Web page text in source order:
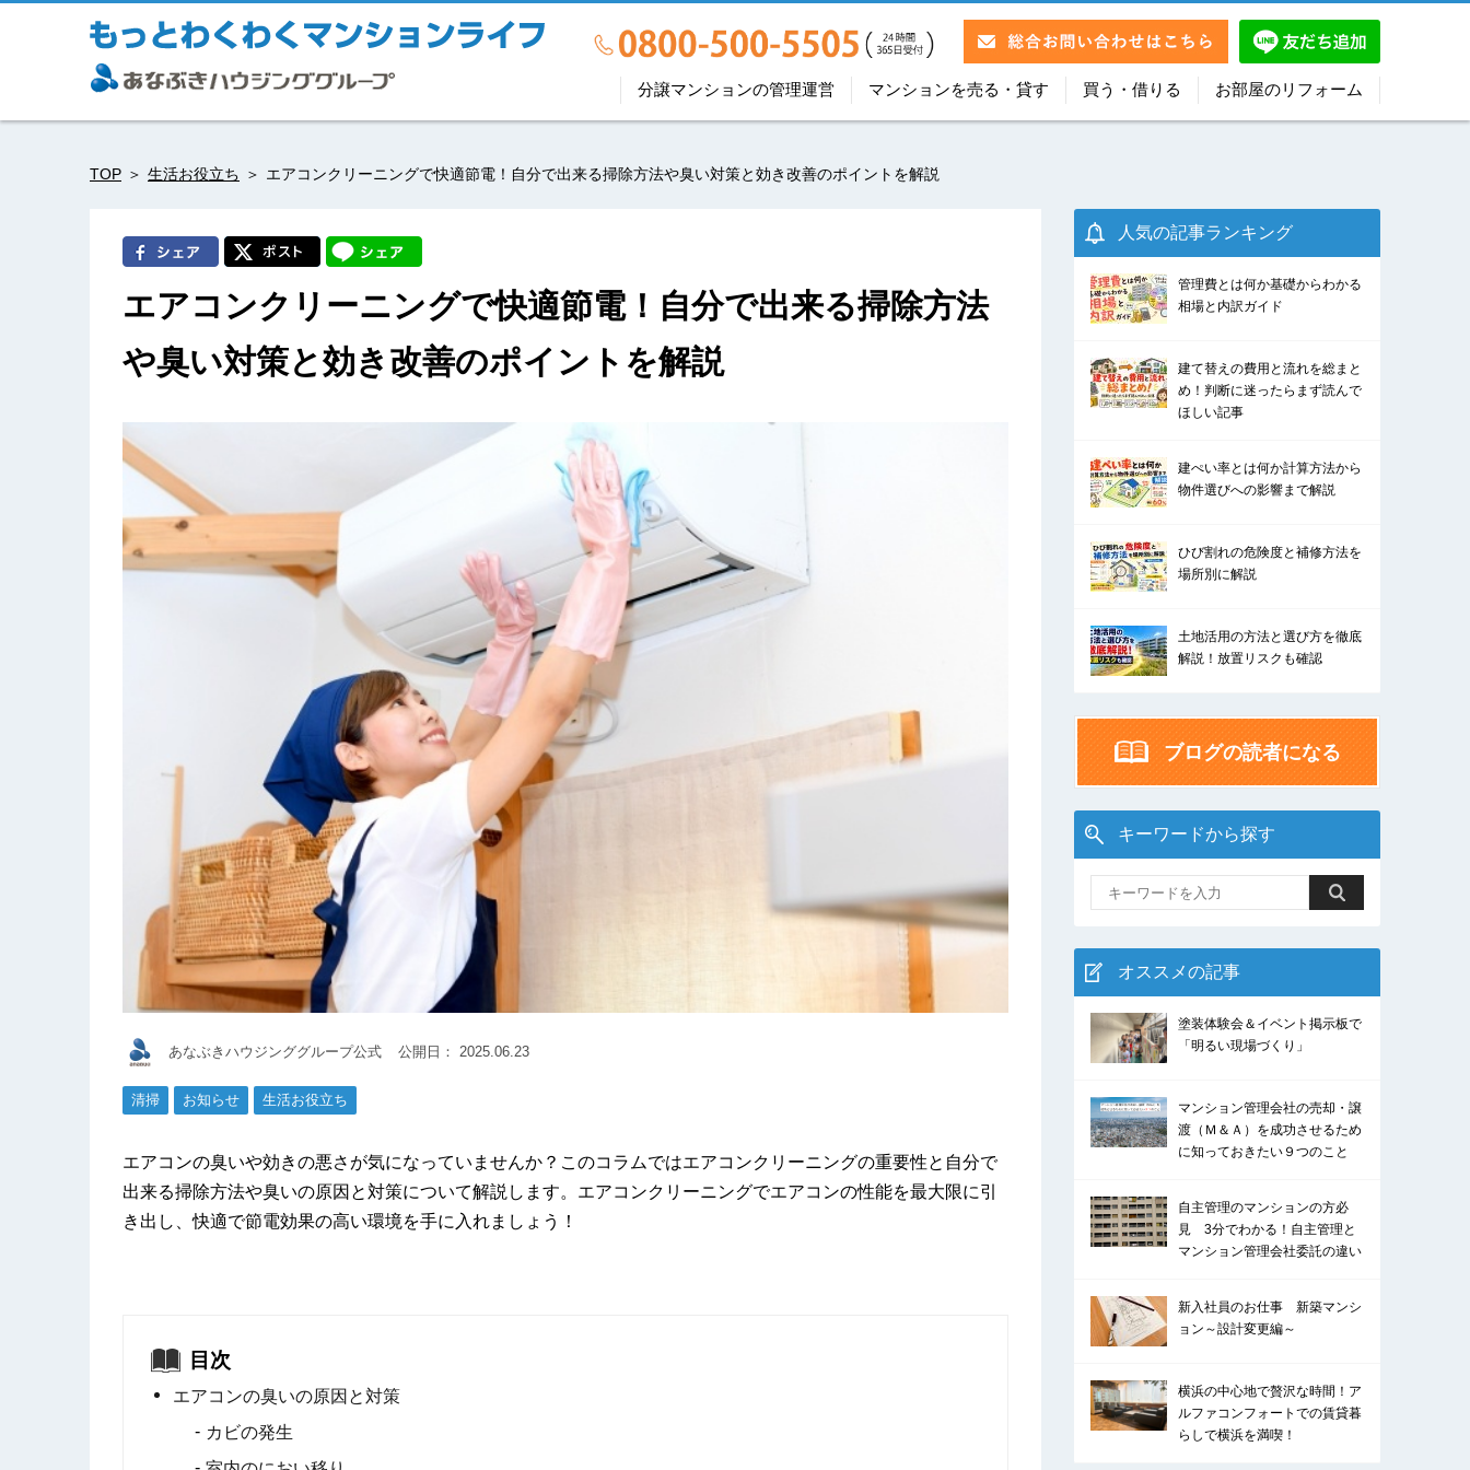
分譲マンションの管理運営 マンションを売る・貸す 買う・借りる お部屋のリフォーム
TOP 生活お役立ち エアコンクリーニングで快適節電！自分で出来る掃除方法や臭い対策と効き改善のポイントを解説
エアコンクリーニングで快適節電！自分で出来る掃除方法
や臭い対策と効き改善のポイントを解説
あなぶきハウジンググループ公式 公開日： 2025.06.23
清掃 お知らせ 生活お役立ち
エアコンの臭いや効きの悪さが気になっていませんか？このコラムではエアコンクリーニングの重要性と自分で
出来る掃除方法や臭いの原因と対策について解説します。エアコンクリーニングでエアコンの性能を最大限に引
き出し、快適で節電効果の高い環境を手に入れましょう！
目次
エアコンの臭いの原因と対策
カビの発生
人気の記事ランキング
管理費とは何か基礎からわかる
相場と内訳ガイド
建て替えの費用と流れを総まと
め！判断に迷ったらまず読んで
ほしい記事
建ぺい率とは何か計算方法から
物件選びへの影響まで解説
ひび割れの危険度と補修方法を
場所別に解説
土地活用の方法と選び方を徹底
解説！放置リスクも確認
ブログの読者になる
キーワードから探す
オススメの記事
塗装体験会＆イベント掲示板で
「明るい現場づくり」
マンション管理会社の売却・譲
渡（Ｍ＆Ａ）を成功させるため
に知っておきたい９つのこと
自主管理のマンションの方必
見 3分でわかる！自主管理と
マンション管理会社委託の違い
新入社員のお仕事 新築マンシ
ョン～設計変更編～
横浜の中心地で贅沢な時間！ア
ルファコンフォートでの賃貸暮
らしで横浜を満喫！